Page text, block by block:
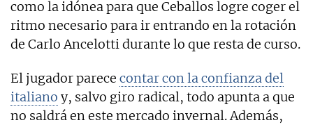
como la idónea para que Ceballos logre coger el
ritmo necesario para ir entrando en la rotación
de Carlo Ancelotti durante lo que resta de curso.
El jugador parece contar con la confianza del
italiano y, salvo giro radical, todo apunta a que
no saldrá en este mercado invernal. Además,